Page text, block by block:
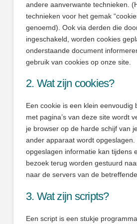
andere aanverwante technieken.
technieken voor het gemak
genoemd). Ook via derden die
ingeschakeld, worden cookies
onderstaande document
gebruik van cookies op onze site.
2. Wat zijn cookies?
Een cookie is een klein eenvoudig
met pagina’s van deze site wordt
je browser op de harde schijf van
ander apparaat wordt opgeslagen.
opgeslagen informatie kan tijdens
bezoek terug worden gestuurd
naar de servers van de
3. Wat zijn scripts?
Een script is een stukje